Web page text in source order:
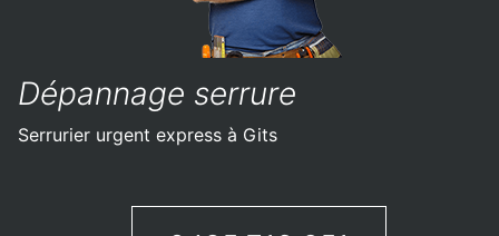
Dépannage serrure
Serrurier urgent express à Gits